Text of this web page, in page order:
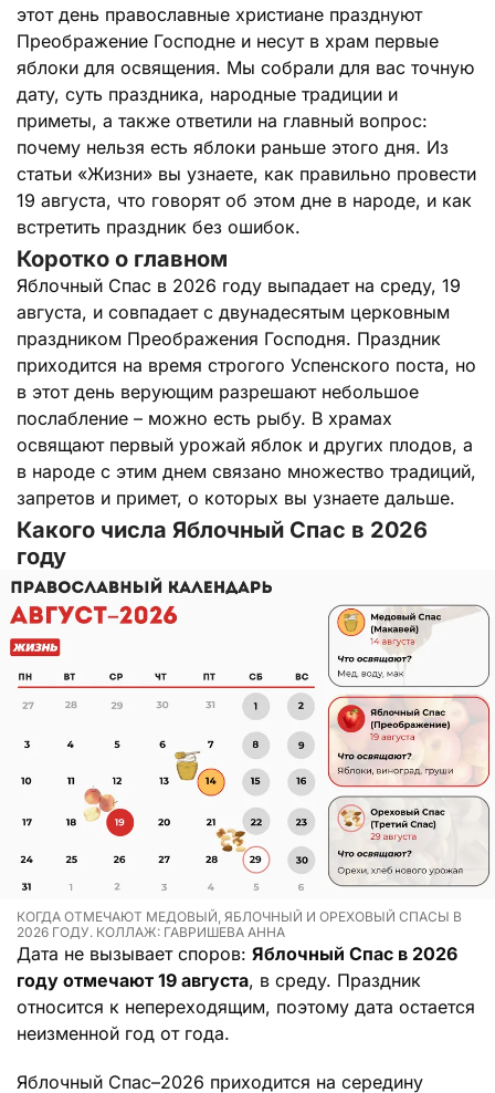
этот день православные христиане празднуют
Преображение Господне и несут в храм первые
яблоки для освящения. Мы собрали для вас точную
дату, суть праздника, народные традиции и
приметы, а также ответили на главный вопрос:
почему нельзя есть яблоки раньше этого дня. Из
статьи «Жизни» вы узнаете, как правильно провести
19 августа, что говорят об этом дне в народе, и как
встретить праздник без ошибок.
Коротко о главном
Яблочный Спас в 2026 году выпадает на среду, 19
августа, и совпадает с двунадесятым церковным
праздником Преображения Господня. Праздник
приходится на время строгого Успенского поста, но
в этот день верующим разрешают небольшое
послабление – можно есть рыбу. В храмах
освящают первый урожай яблок и других плодов, а
в народе с этим днем связано множество традиций,
запретов и примет, о которых вы узнаете дальше.
Какого числа Яблочный Спас в 2026
году
КОГДА ОТМЕЧАЮТ МЕДОВЫЙ, ЯБЛОЧНЫЙ И ОРЕХОВЫЙ СПАСЫ В
2026 ГОДУ. КОЛЛАЖ: ГАВРИШЕВА АННА
Дата не вызывает споров: Яблочный Спас в 2026
году отмечают 19 августа, в среду. Праздник
относится к непереходящим, поэтому дата остается
неизменной год от года.
Яблочный Спас–2026 приходится на середину